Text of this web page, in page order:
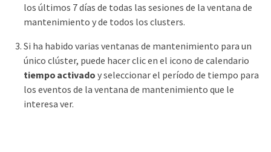
los últimos 7 días de todas las sesiones de la ventana de
mantenimiento y de todos los clusters.
Si ha habido varias ventanas de mantenimiento para un
único clúster, puede hacer clic en el icono de calendario
tiempo activado y seleccionar el período de tiempo para
los eventos de la ventana de mantenimiento que le
interesa ver.